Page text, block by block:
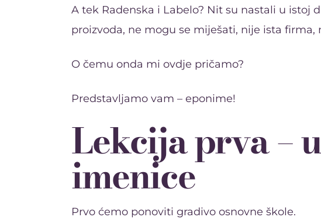
A tek Radenska i Labelo? Nit su nastali u istoj
proizvoda, ne mogu se miješati, nije ista
O čemu onda mi ovdje pričamo?
Predstavljamo vam – eponime!
Lekcija prva –
imenice
Prvo ćemo ponoviti gradivo osnovne škole.